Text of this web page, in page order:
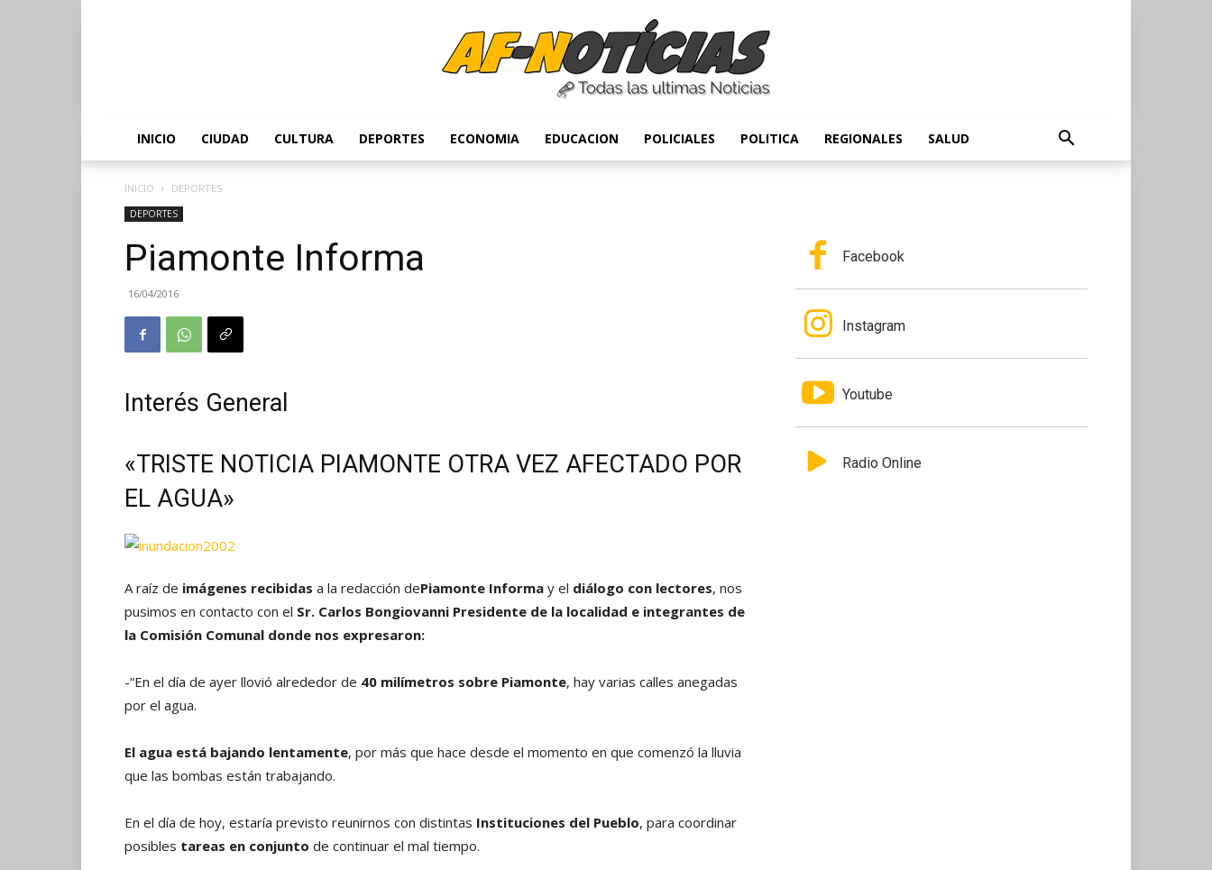
Anyulin
INICIO CIUDAD CULTURA DEPORTES ECONOMIA EDUCACION POLICIALES POLITICA REGIONALES SALUD
INICIO DEPORTES
DEPORTES
Piamonte Informa
16/04/2016
Interés General
«TRISTE NOTICIA PIAMONTE OTRA VEZ AFECTADO POR
EL AGUA»
A raíz de imágenes recibidas a la redacción dePiamonte Informa y el diálogo con lectores, nos
pusimos en contacto con el Sr. Carlos Bongiovanni Presidente de la localidad e integrantes de
la Comisión Comunal donde nos expresaron:
-“En el día de ayer llovió alrededor de 40 milímetros sobre Piamonte, hay varias calles anegadas
por el agua.
El agua está bajando lentamente, por más que hace desde el momento en que comenzó la lluvia
que las bombas están trabajando.
En el día de hoy, estaría previsto reunirnos con distintas Instituciones del Pueblo, para coordinar
posibles tareas en conjunto de continuar el mal tiempo.
Facebook
Instagram
Youtube
Radio Online